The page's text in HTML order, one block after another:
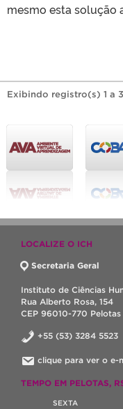
mesmo esta solução
Exibindo registro(s) 1 a
LOCALIZE O ICH
Secretaria Geral
Instituto de Ciências
Rua Alberto Rosa, 154
CEP 96010-770 Pelotas
+55 (53) 3284 5523
clique para ver o e-
TEMPO EM PELOTAS,
SEXTA